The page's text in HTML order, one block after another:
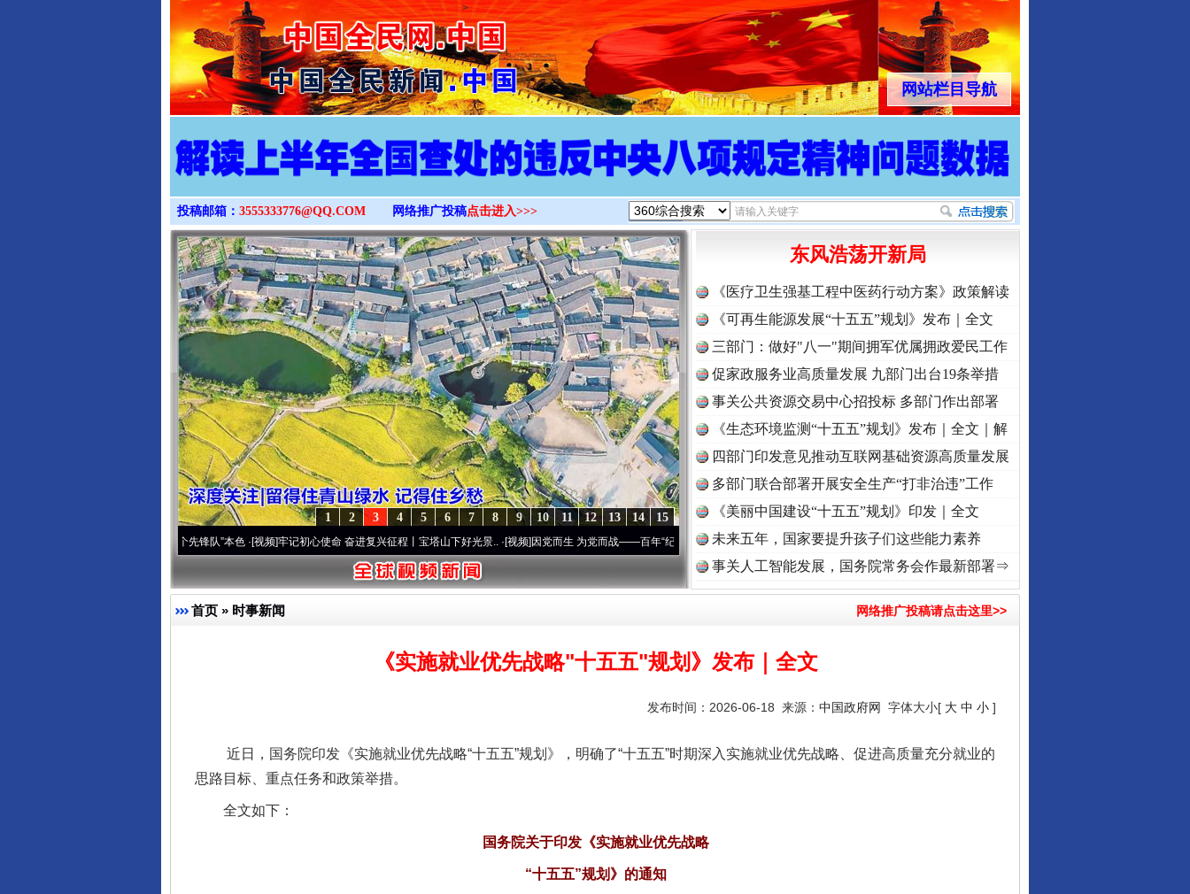
>
网站栏目导航
投稿邮箱： 3555333776@QQ.COM 网络推广投稿点击进入>>>
15
14
13
12
11
10
9
8
7
6
5
4
3
2
1
永葆“两个先锋队”本色·[视频]牢记初心使命 奋进复兴征程丨宝塔山下好光景..·[视频]因党而生 为党而战——百年“纪”事⑧加强纪律..·[视频]牢记初心使命 奋进复兴征程丨“转折之城”激荡..·[视频]
东风浩荡开新局
《医疗卫生强基工程中医药行动方案》政策解读
《可再生能源发展“十五五”规划》发布｜全文
三部门：做好"八一"期间拥军优属拥政爱民工作
促家政服务业高质量发展 九部门出台19条举措
事关公共资源交易中心招投标 多部门作出部署
《生态环境监测“十五五”规划》发布｜全文｜解
读
四部门印发意见推动互联网基础资源高质量发展
多部门联合部署开展安全生产“打非治违”工作
《美丽中国建设“十五五”规划》印发｜全文
未来五年，国家要提升孩子们这些能力素养
事关人工智能发展，国务院常务会作最新部署⇒
首页 » 时事新闻 网络推广投稿请点击这里>>
《实施就业优先战略"十五五"规划》发布｜全文
发布时间：2026-06-18 来源： 中国政府网 字体大小[ 大 中 小 ]
近日，国务院印发《实施就业优先战略“十五五”规划》，明确了“十五五”时期深入实施就业优先战略、促进高质量充分就业的
思路目标、重点任务和政策举措。
全文如下：
国务院关于印发《实施就业优先战略
“十五五”规划》的通知